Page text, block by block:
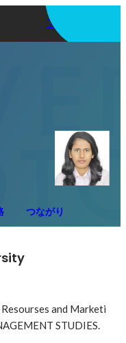
アプリを使う
つながり
and Marketi
STUDIES.